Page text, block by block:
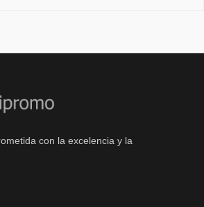
con la excelencia y la